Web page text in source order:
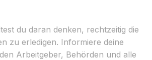
du daran denken, rechtzeitig die
zu erledigen. Informiere deine
Arbeitgeber, Behörden und alle